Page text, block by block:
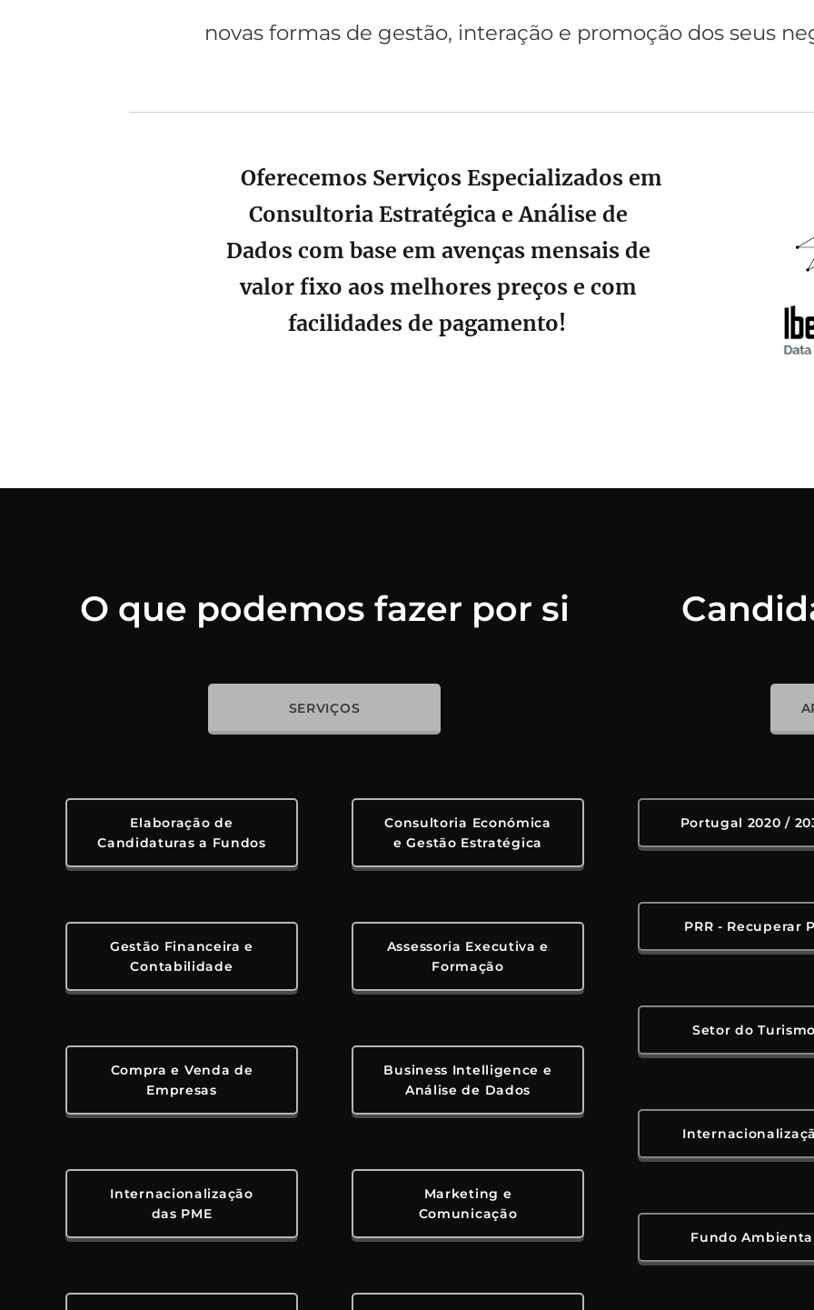
novas formas de gestão, interação e promoção dos seus
Oferecemos Serviços Especializados em
Consultoria Estratégica e Análise de
Dados com base em avenças mensais de
valor fixo aos melhores preços e com
facilidades de pagamento!
O que podemos fazer por si
SERVIÇOS
Elaboração de
Candidaturas a Fundos
Gestão Financeira e
Contabilidade
Compra e Venda de
Empresas
Internacionalização
das PME
Consultoria Económica
e Gestão Estratégica
Assessoria Executiva e
Formação
Business Intelligence e
Análise de Dados
Marketing e
Comunicação
Portugal 2020 /
PRR - Recuperar
Setor do
Fundo